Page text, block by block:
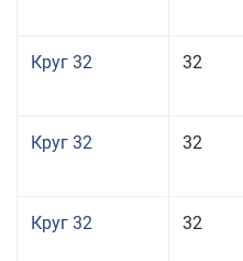
Круг 32 32
Круг 32 32
Круг 32 32